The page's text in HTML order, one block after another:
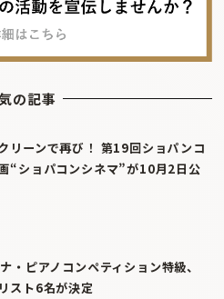
の記事
リーンで再び！ 第19回ショパンコ
“ショパコンシネマ”が10月2日公
・ピアノコンペティション特級、
スト6名が決定